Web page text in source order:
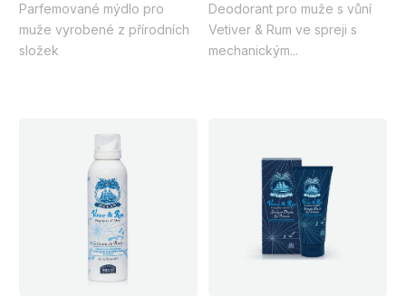
5
hvězdiček.
Parfemované mýdlo pro
muže vyrobené z přírodních
složek
5
hvězdiček.
Deodorant pro muže s vůní
Vetiver & Rum ve spreji s
mechanickým...